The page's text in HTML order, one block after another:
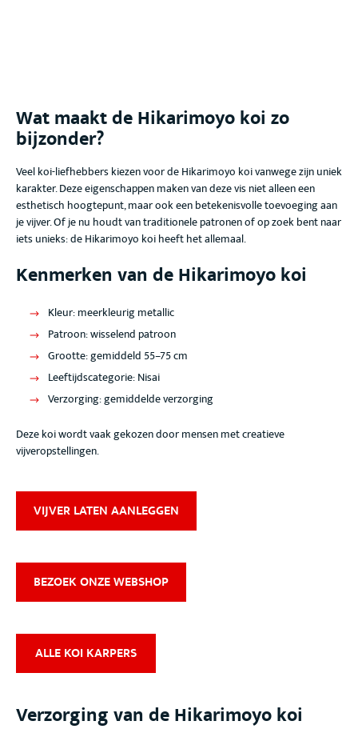
Wat maakt de Hikarimoyo koi zo
bijzonder?
Veel koi-liefhebbers kiezen voor de Hikarimoyo koivanwege zijn uniek
karakter. Deze eigenschappen maken van deze vis niet alleen een
esthetisch hoogtepunt, maar ook een betekenisvolle toevoeging aan
je vijver. Of je nu houdt van traditionele patronen of op zoek bent naar
iets unieks: de Hikarimoyo koiheeft het allemaal.
Kenmerken van de Hikarimoyo koi
Kleur: meerkleurig metallic
Patroon: wisselend patroon
Grootte: gemiddeld 55–75 cm
Leeftijdscategorie: Nisai
Verzorging: gemiddelde verzorging
Deze koi wordt vaak gekozen door mensen met creatieve
vijveropstellingen.
VIJVER LATEN AANLEGGEN
BEZOEK ONZE WEBSHOP
ALLE KOI KARPERS
Verzorging van de Hikarimoyo koi